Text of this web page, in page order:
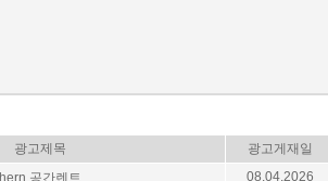
광고제목
광고게재일
공간렌트
08.04.2026